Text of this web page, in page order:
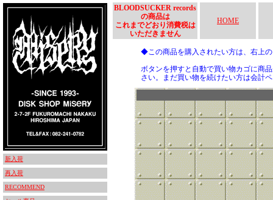
新入荷
再入荷
RECOMMEND
BLOODSUCKER records
の商品は
これまでどおり消費税は
いただきません
HOME
◆この商品を購入されたい方は、右上
ボタンを押すと自動で買い物カゴに商
さい。まだ買い物を続けたい方は会計